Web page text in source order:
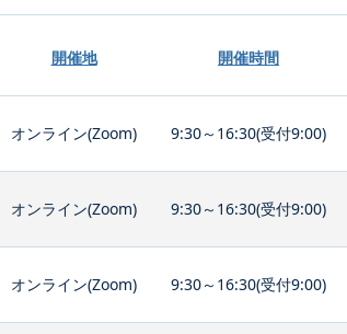
開催地 開催時間
オンライン(Zoom) 9:30～16:30(受付9:00)
オンライン(Zoom) 9:30～16:30(受付9:00)
オンライン(Zoom) 9:30～16:30(受付9:00)